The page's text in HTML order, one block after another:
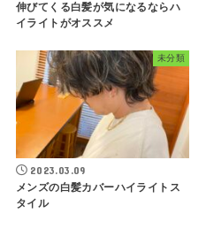
伸びてくる白髪が気になるならハ
イライトがオススメ
未分類
2023.03.09
メンズの白髪カバーハイライトス
タイル